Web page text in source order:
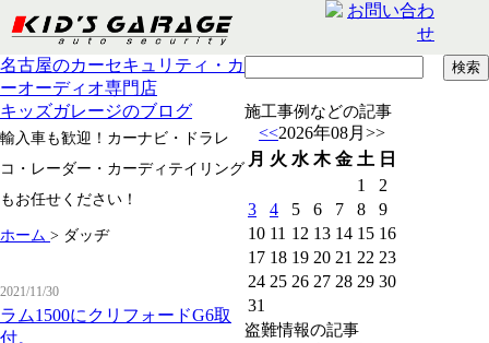
名古屋のカーセキュリティ・カ
ーオーディオ専門店
キッズガレージのブログ
輸入車も歓迎！カーナビ・ドラレ
コ・レーダー・カーディテイリング
もお任せください！
ホーム > ダッヂ
2021/11/30
ラム1500にクリフォードG6取
付。
施工事例などの記事
<<2026年08月 >>
月 火 水 木 金 土 日
1
2
3
4 5 6 7 8
9
10 11 12 13 14 15 16
17 18 19 20 21 22 23
24 25 26 27 28 29 30
31
盗難情報の記事